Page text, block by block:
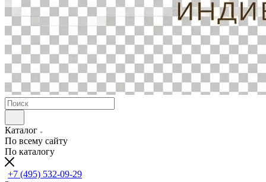
Каталог
По всему сайту
По каталогу
+7 (495) 532-09-29